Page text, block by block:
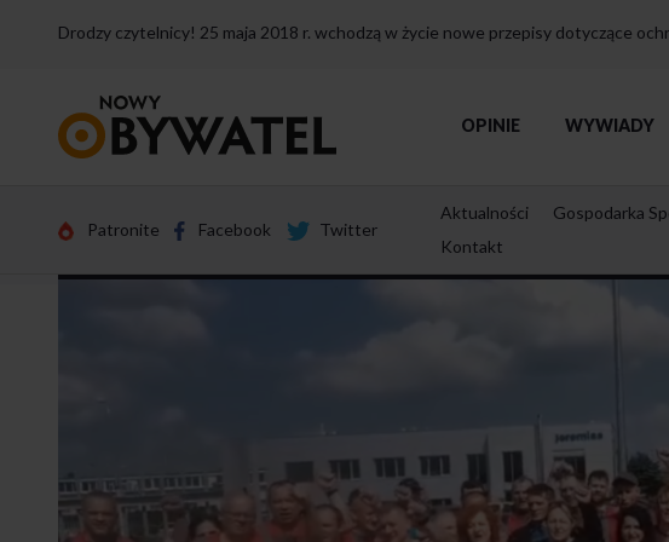
Drodzy czytelnicy! 25 maja 2018 r. wchodzą w życie nowe przepisy dotyczące
strony
OPINIE WYWIADY
Patronite Facebook Twitter
Aktualności Gospodarka
Kontakt